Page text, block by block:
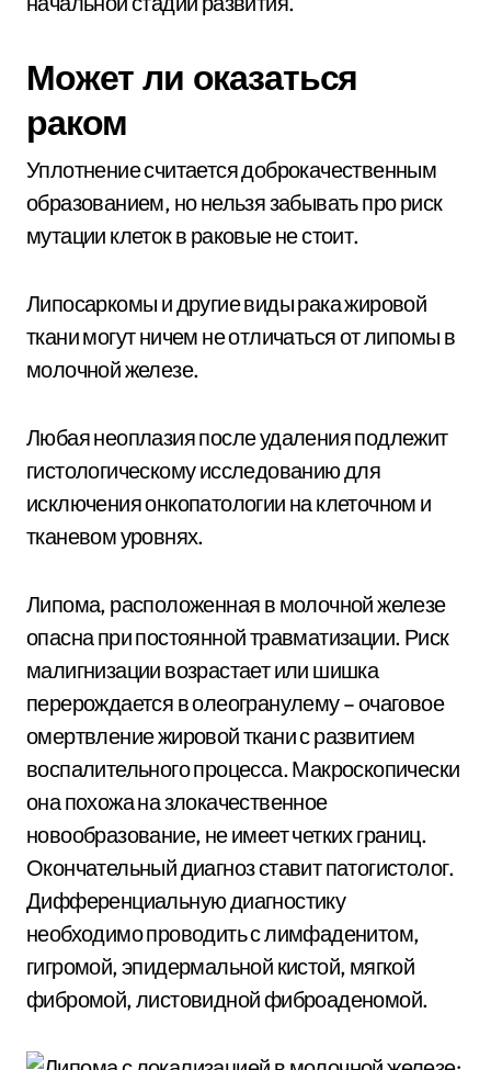
Может ли оказаться
раком
Уплотнение считается доброкачественным
образованием, но нельзя забывать про риск
мутации клеток в раковые не стоит.
Липосаркомы и другие виды рака жировой
ткани могут ничем не отличаться от липомы в
молочной железе.
Любая неоплазия после удаления подлежит
гистологическому исследованию для
исключения онкопатологии на клеточном и
тканевом уровнях.
Липома, расположенная в молочной железе
опасна при постоянной травматизации. Риск
малигнизации возрастает или шишка
перерождается в олеогранулему – очаговое
омертвление жировой ткани с развитием
воспалительного процесса. Макроскопически
она похожа на злокачественное
новообразование, не имеет четких границ.
Окончательный диагноз ставит патогистолог.
Дифференциальную диагностику
необходимо проводить с лимфаденитом,
гигромой, эпидермальной кистой, мягкой
фибромой, листовидной фиброаденомой.